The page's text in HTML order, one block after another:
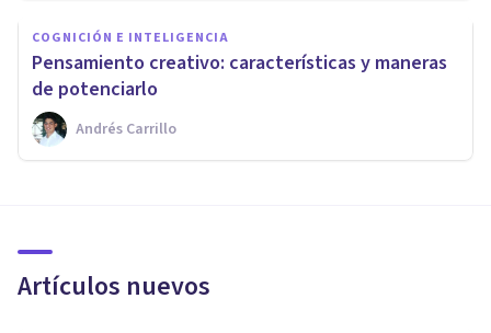
COGNICIÓN E INTELIGENCIA
Pensamiento creativo: características y maneras
de potenciarlo
Andrés Carrillo
Artículos nuevos